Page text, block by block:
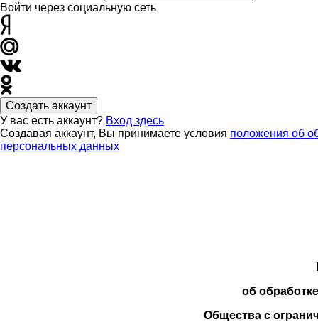
Войти через социальную сеть
Создать аккаунт
У вас есть аккаунт? Вход здесь
Создавая аккаунт, Вы принимаете условия положения об
персональных данных
об
Общества с